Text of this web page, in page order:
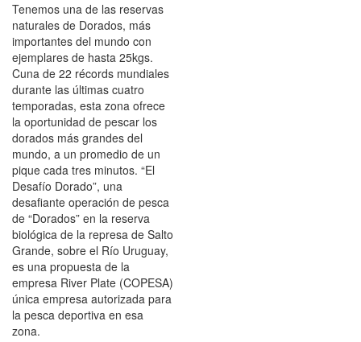
Tenemos una de las reservas
naturales de Dorados, más
importantes del mundo con
ejemplares de hasta 25kgs.
Cuna de 22 récords mundiales
durante las últimas cuatro
temporadas, esta zona ofrece
la oportunidad de pescar los
dorados más grandes del
mundo, a un promedio de un
pique cada tres minutos. “El
Desafío Dorado”, una
desafiante operación de pesca
de “Dorados” en la reserva
biológica de la represa de Salto
Grande, sobre el Río Uruguay,
es una propuesta de la
empresa River Plate (COPESA)
única empresa autorizada para
la pesca deportiva en esa
zona.